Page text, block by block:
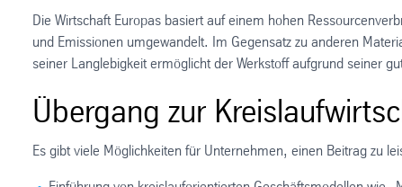
Die Wirtschaft Europas basiert auf einem hohen
und Emissionen umgewandelt. Im Gegensatz zu anderen
seiner Langlebigkeit ermöglicht der Werkstoff aufgrund seiner
Übergang zur
Es gibt viele Möglichkeiten für Unternehmen, einen Beitrag zu